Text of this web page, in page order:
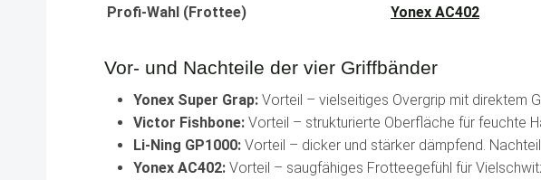
Profi-Wahl (Frottee)
Yonex AC402
Vor- und Nachteile der vier Griffbänder
Yonex Super Grap: Vorteil – vielseitiges Overgrip mit direktem
Victor Fishbone: Vorteil – strukturierte Oberfläche für feuchte
Li-Ning GP1000: Vorteil – dicker und stärker dämpfend.
Yonex AC402: Vorteil – saugfähiges Frotteegefühl für